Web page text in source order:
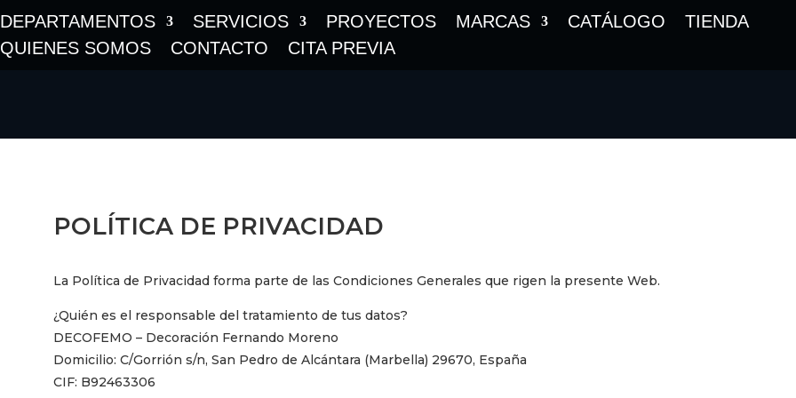
DEPARTAMENTOS SERVICIOS PROYECTOS MARCAS CATÁLOGO
TIENDA
QUIENES SOMOS
CONTACTO CITA PREVIA
POLÍTICA DE PRIVACIDAD
La Política de Privacidad forma parte de las Condiciones Generales que rigen la presente Web.
¿Quién es el responsable del tratamiento de tus datos?
DECOFEMO – Decoración Fernando Moreno
Domicilio: C/Gorrión s/n, San Pedro de Alcántara (Marbella) 29670, España
CIF: B92463306